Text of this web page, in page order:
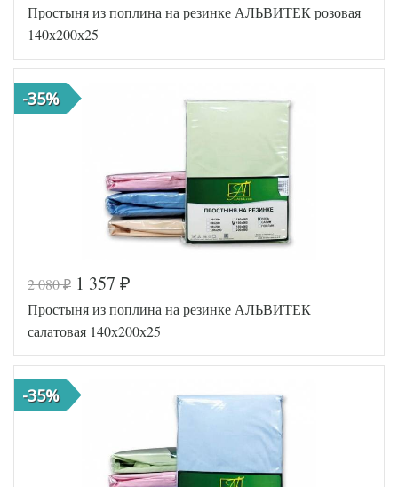
Код товара
516-485
Артикул
AL460704
8010679
Размер
простыни
140х200
Производитель
Простыня из поплина на резинке АЛЬВИТЕК розовая
140х200х25
-35%
2 080₽ 1 357 ₽
Простыня из поплина на резинке АЛЬВИТЕК
салатовая 140х200х25
-35%